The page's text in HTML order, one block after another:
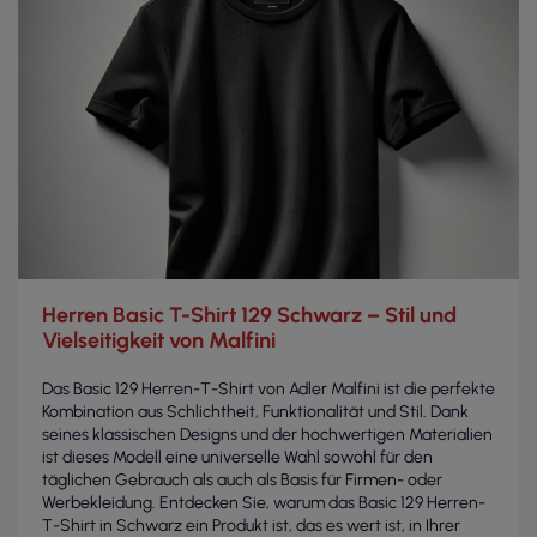
Herren Basic T-Shirt 129 Schwarz – Stil und
Vielseitigkeit von Malfini
Das Basic 129 Herren-T-Shirt von Adler Malfini ist die perfekte
Kombination aus Schlichtheit, Funktionalität und Stil. Dank
seines klassischen Designs und der hochwertigen Materialien
ist dieses Modell eine universelle Wahl sowohl für den
täglichen Gebrauch als auch als Basis für Firmen- oder
Werbekleidung. Entdecken Sie, warum das Basic 129 Herren-
T-Shirt in Schwarz ein Produkt ist, das es wert ist, in Ihrer